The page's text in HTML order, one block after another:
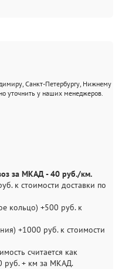
Санкт-Петербургу, Нижнему
уточнить у наших менеджеров.
за МКАД - 40 руб./км.
к стоимости доставки по
кольцо) +500 руб. к
+1000 руб. к стоимости
считается как
руб. + км за МКАД.